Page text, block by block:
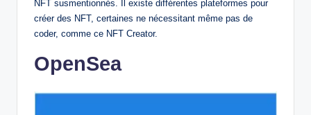
NFT susmentionnés. Il existe différentes plateformes pour
créer des NFT, certaines ne nécessitant même pas de
coder, comme ce NFT Creator.
OpenSea